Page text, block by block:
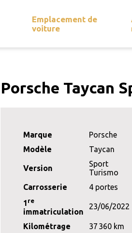
Emplacement de
voiture
Porsche Taycan
Marque
Porsche
Modèle
Taycan
Version
Sport
Turismo
Carrosserie
4 portes
1 re
immatriculation
23/06/2022
Kilométrage
37 360 km